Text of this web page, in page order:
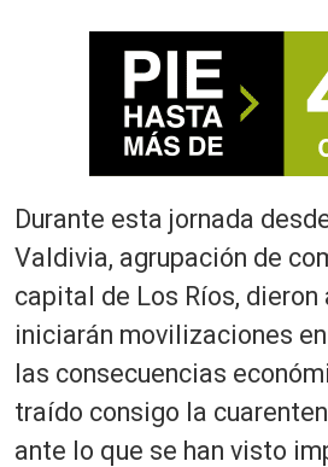
Durante esta jornada
Valdivia, agrupación de
capital de Los Ríos, dieron
iniciarán movilizaciones
las consecuencias
traído consigo la
ante lo que se han visto